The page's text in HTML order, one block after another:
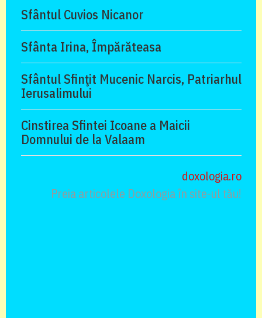
Sfântul Cuvios Nicanor
Sfânta Irina, Împărăteasa
Sfântul Sfinţit Mucenic Narcis, Patriarhul
Ierusalimului
Cinstirea Sfintei Icoane a Maicii
Domnului de la Valaam
doxologia.ro
Preia articolele Doxologia în site-ul tău!